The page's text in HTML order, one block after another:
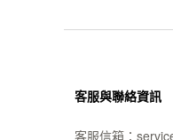
客服與聯絡資訊
客服信箱：